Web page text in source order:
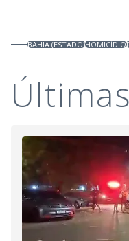
BAHIA (ESTADO)HOMICÍDIO
Últimas